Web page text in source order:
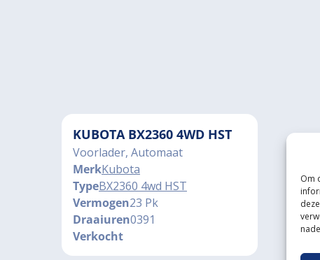
Om
KUBOTA BX2360 4WD HST
Voorlader, Automaat
MerkKubota
TypeBX2360 4wd HST
Vermogen23 Pk
Draaiuren0391
Verkocht